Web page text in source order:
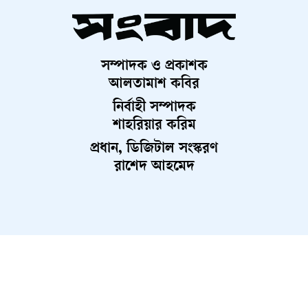
সম্পাদক ও প্রকাশক
আলতামাশ কবির
নির্বাহী সম্পাদক
শাহরিয়ার করিম
প্রধান, ডিজিটাল সংস্করণ
রাশেদ আহমেদ